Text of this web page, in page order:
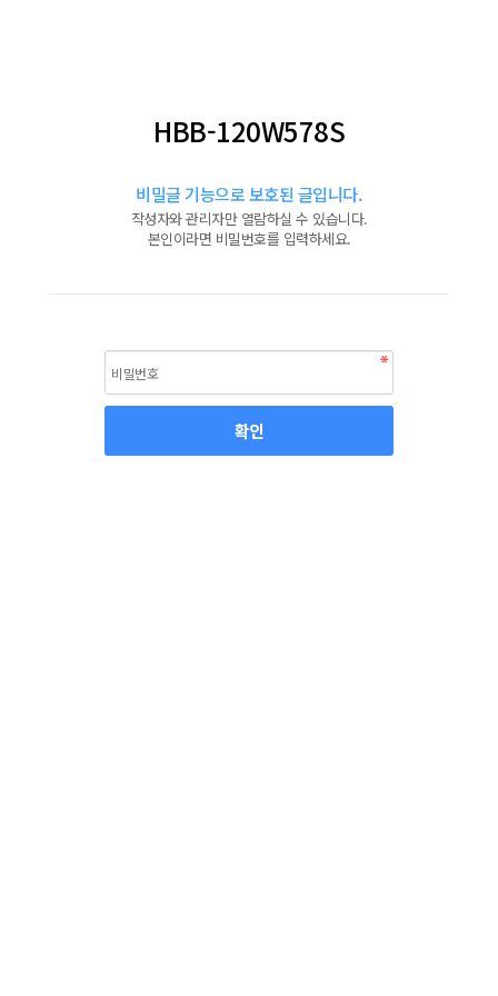
HBB-120W578S
비밀글 기능으로 보호된 글입니다.
작성자와 관리자만 열람하실 수 있습니다.
본인이라면 비밀번호를 입력하세요.